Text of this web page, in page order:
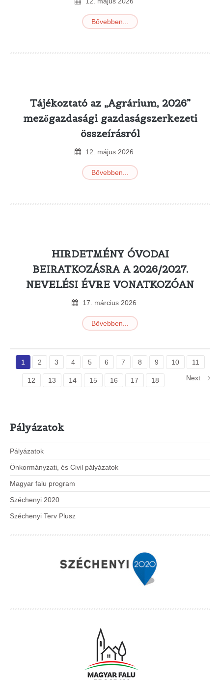
Bővebben...
Tájékoztató az „Agrárium, 2026”
mezőgazdasági gazdaságszerkezeti
összeírásról
12 május 2026
Bővebben...
HIRDETMÉNY ÓVODAI
BEIRATKOZÁSRA A 2026/2027.
NEVELÉSI ÉVRE VONATKOZÓAN
17 március 2026
Bővebben...
1 2 3 4 5 6 7 8 9 10 11
12 13 14 15 16 17 18 Next
Pályázatok
Pályázatok
Önkormányzati, és Civil pályázatok
Magyar falu program
Széchenyi 2020
Széchenyi Terv Plusz